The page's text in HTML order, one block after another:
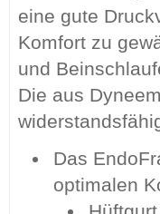
eine gute
Komfort zu
und
Die aus
Das
optimalen